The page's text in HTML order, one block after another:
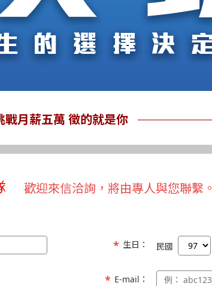
戰月薪五萬 徵的就是你
歡迎來信洽詢，將由專人與您聯繫。
生日： 民國
E-mail：